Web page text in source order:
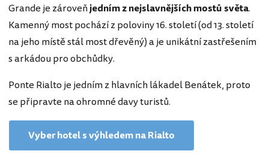
Grande je zároveňjedním z nejslavnějších mostů světa.
Kamenný most pochází z poloviny 16. století (od 13. století
na jeho místě stál most dřevěný) a je unikátní zastřešením
s arkádou pro obchůdky.
Ponte Rialto je jedním z hlavních lákadel Benátek, proto
se připravte na ohromné davy turistů.
Vyber hotel s výhledem na Rialto